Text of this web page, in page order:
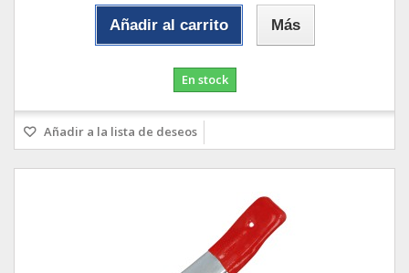
Añadir al carrito Más
En stock
Añadir a la lista de deseos